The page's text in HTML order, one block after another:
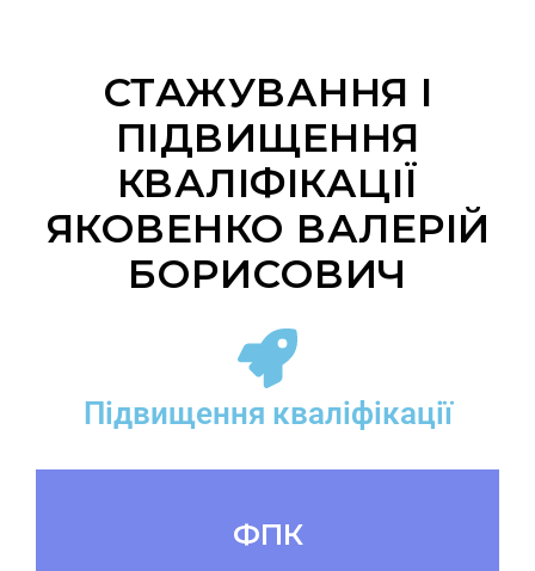
СТАЖУВАННЯ І
ПІДВИЩЕННЯ
КВАЛІФІКАЦІЇ
ЯКОВЕНКО ВАЛЕРІЙ
БОРИСОВИЧ
Підвищення кваліфікації
ФПК